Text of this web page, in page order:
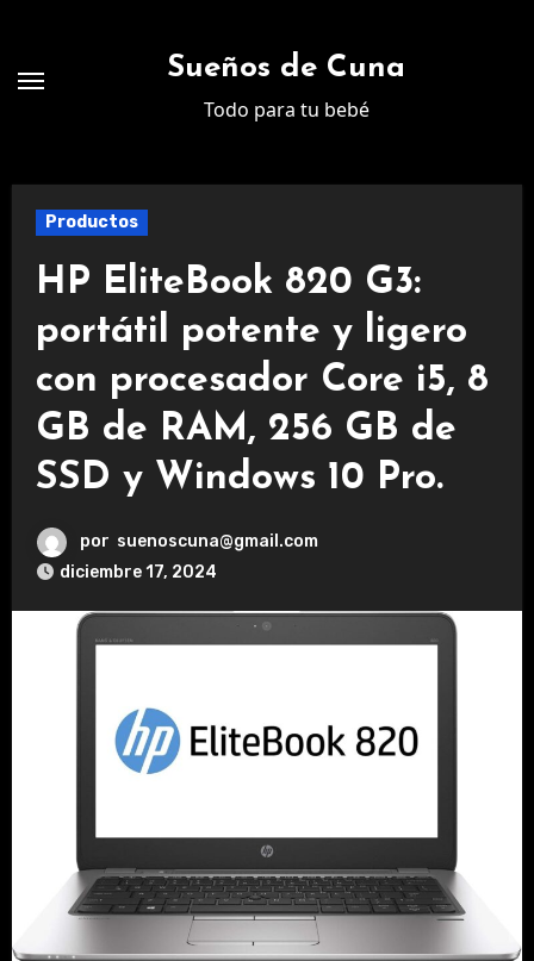
contenido
Sueños de Cuna
Todo para tu bebé
Productos
HP EliteBook 820 G3:
portátil potente y ligero
con procesador Core i5, 8
GB de RAM, 256 GB de
SSD y Windows 10 Pro.
por suenoscuna@gmail.com
diciembre 17, 2024